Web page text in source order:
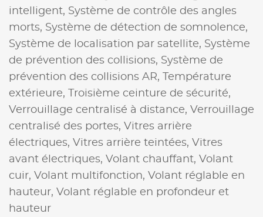
intelligent, Système de contrôle des angles
morts, Système de détection de somnolence,
Système de localisation par satellite, Système
de prévention des collisions, Système de
prévention des collisions AR,
Température
extérieure,
Troisième ceinture de sécurité,
Verrouillage centralisé à distance, Verrouillage
centralisé des portes, Vitres arrière
électriques, Vitres arrière teintées, Vitres
avant électriques, Volant chauffant, Volant
cuir, Volant multifonction, Volant réglable en
hauteur, Volant réglable en profondeur et
hauteur